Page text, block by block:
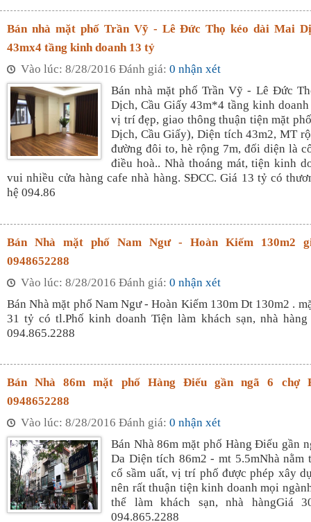
Bán nhà mặt phố Trần Vỹ - Lê Đức Thọ kéo dài Mai
43mx4 tầng kinh doanh 13 tỷ
Vào lúc: 8/28/2016 Đánh giá: 0 nhận xét
Bán nhà mặt phố Trần Vỹ - Lê Đức
Dịch, Cầu Giấy 43m*4 tầng kinh
vị trí đẹp, giao thông thuận tiện mặt
Dịch, Cầu Giấy), Diện tích 43m2, MT
đường đôi to, hè rộng 7m, đối diện là
điều hoà.. Nhà thoáng mát, tiện kinh
vui nhiều cửa hàng cafe nhà hàng. SĐCC. Giá 13 tỷ có
hệ 094.86
Bán Nhà mặt phố Nam Ngư - Hoàn Kiếm 130m2
0948652288
Vào lúc: 8/28/2016 Đánh giá: 0 nhận xét
Bán Nhà mặt phố Nam Ngư - Hoàn Kiếm 130m Dt 130m2 .
31 tỷ có tl.Phố kinh doanh Tiện làm khách sạn, nhà
094.865.2288
Bán Nhà 86m mặt phố Hàng Điếu gần ngã 6 chợ
0948652288
Vào lúc: 8/28/2016 Đánh giá: 0 nhận xét
Bán Nhà 86m mặt phố Hàng Điếu gần
Da Diện tích 86m2 - mt 5.5mNhà nằm
cổ sầm uất, vị trí phố được phép xây
nên rất thuận tiện kinh doanh mọi
thể làm khách sạn, nhà hàngGiá
094.865.2288